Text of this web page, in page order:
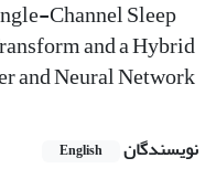
Channel Sleep
and a Hybrid
and Neural Network
نویسندگان English